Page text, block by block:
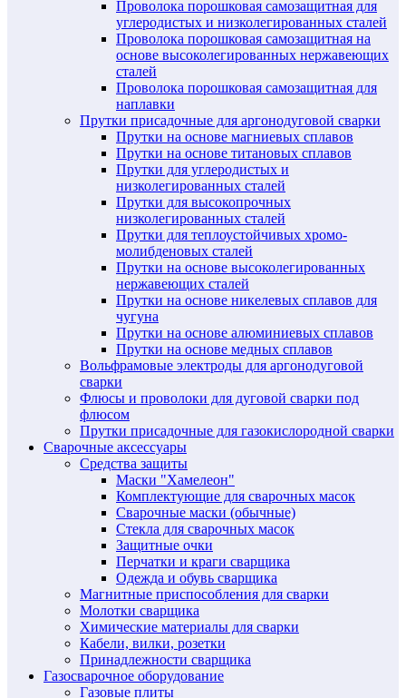
Проволока порошковая самозащитная для
углеродистых и низколегированных сталей
Проволока порошковая самозащитная на
основе высоколегированных нержавеющих
сталей
Проволока порошковая самозащитная для
наплавки
Прутки присадочные для аргонодуговой сварки
Прутки на основе магниевых сплавов
Прутки на основе титановых сплавов
Прутки для углеродистых и
низколегированных сталей
Прутки для высокопрочных
низколегированных сталей
Прутки для теплоустойчивых хромо-
молибденовых сталей
Прутки на основе высоколегированных
нержавеющих сталей
Прутки на основе никелевых сплавов для
чугуна
Прутки на основе алюминиевых сплавов
Прутки на основе медных сплавов
Вольфрамовые электроды для аргонодуговой
сварки
Флюсы и проволоки для дуговой сварки под
флюсом
Прутки присадочные для газокислородной сварки
Сварочные аксессуары
Средства защиты
Маски "Хамелеон"
Комплектующие для сварочных масок
Сварочные маски (обычные)
Стекла для сварочных масок
Защитные очки
Перчатки и краги сварщика
Одежда и обувь сварщика
Магнитные приспособления для сварки
Молотки сварщика
Химические материалы для сварки
Кабели, вилки, розетки
Принадлежности сварщика
Газосварочное оборудование
Газовые плиты